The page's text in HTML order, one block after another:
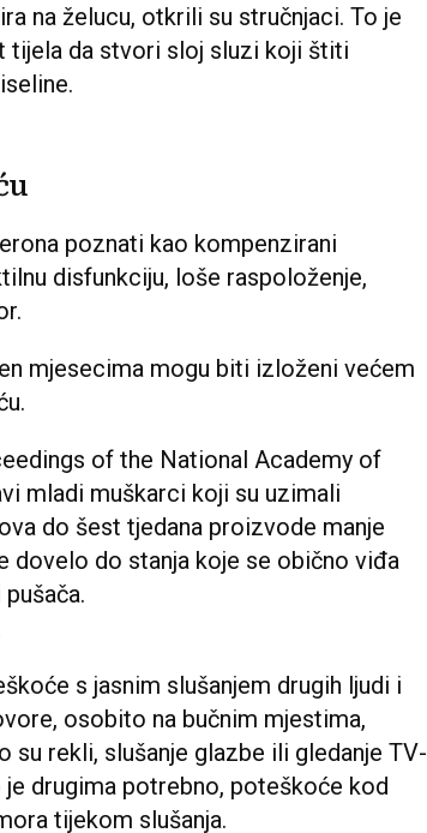
na želucu, otkrili su stručnjaci. To je
tijela da stvori sloj sluzi koji štiti
poznati kao kompenzirani
disfunkciju, loše raspoloženje,
mjesecima mogu biti izloženi većem
of the National Academy of
mladi muškarci koji su uzimali
do šest tjedana proizvode manje
dovelo do stanja koje se obično viđa
s jasnim slušanjem drugih ljudi i
osobito na bučnim mjestima,
su rekli, slušanje glazbe ili gledanje TV-
drugima potrebno, poteškoće kod
tijekom slušanja.